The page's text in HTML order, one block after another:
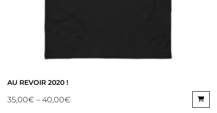
AU REVOIR 2020 !
35,00€ – 40,00€